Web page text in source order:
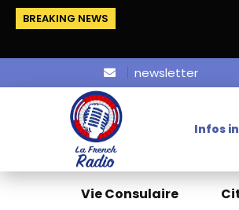
BREAKING NEWS
newsletter
Infos
Vie Consulaire